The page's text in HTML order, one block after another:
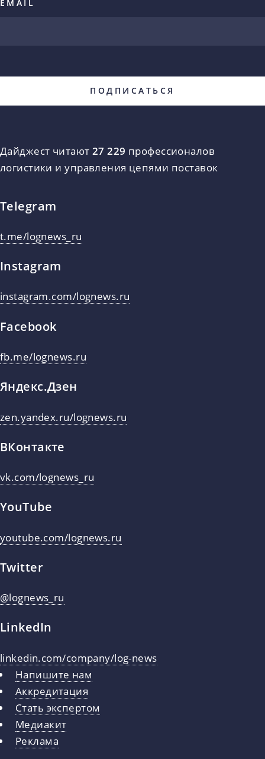
EMAIL
Дайджест читают 27 229 профессионалов
логистики и управления цепями поставок
Telegram
t.me/lognews_ru
Instagram
instagram.com/lognews.ru
Facebook
fb.me/lognews.ru
Яндекс.Дзен
zen.yandex.ru/lognews.ru
ВКонтакте
vk.com/lognews_ru
YouTube
youtube.com/lognews.ru
Twitter
@lognews_ru
LinkedIn
linkedin.com/company/log-news
Напишите нам
Аккредитация
Стать экспертом
Медиакит
Реклама